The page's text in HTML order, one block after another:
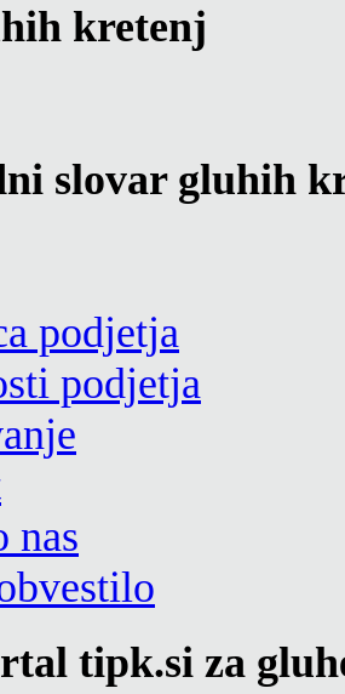
kretenj
slovar gluhih
podjetja
podjetja
nas
tipk.si za